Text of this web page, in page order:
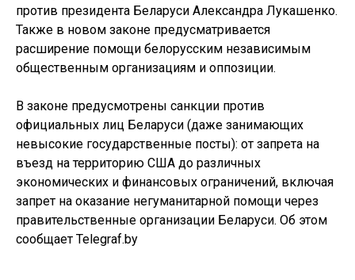
против президента Беларуси Александра Лукашенко.
Также в новом законе предусматривается
расширение помощи белорусским независимым
общественным организациям и оппозиции.
В законе предусмотрены санкции против
официальных лиц Беларуси (даже занимающих
невысокие государственные посты): от запрета на
въезд на территорию США до различных
экономических и финансовых ограничений, включая
запрет на оказание негуманитарной помощи через
правительственные организации Беларуси. Об этом
сообщает Telegraf.by